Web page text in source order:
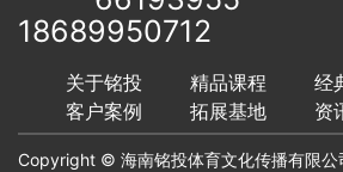
18689950712
关于铭投 精品课程 经
客户案例
拓展基地 资
Copyright © 海南铭投体育文化传播有限